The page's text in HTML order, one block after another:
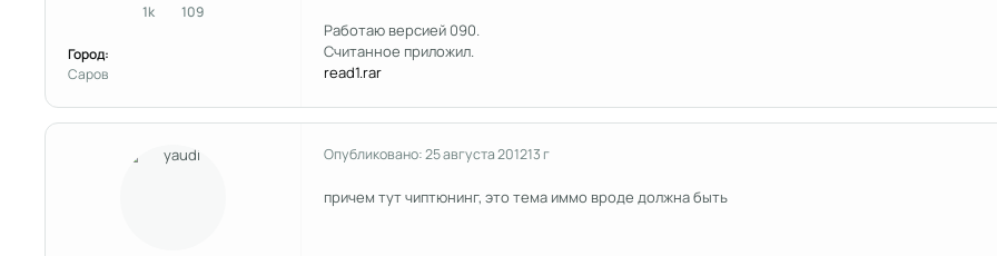
1kсообщения
109Репутация
Город:
Саров
Работаю версией 090.
Считанное приложил.
read1.rar
Опубликовано:25 августа 201213 г
причем тут чиптюнинг, это тема иммо вроде должна быть